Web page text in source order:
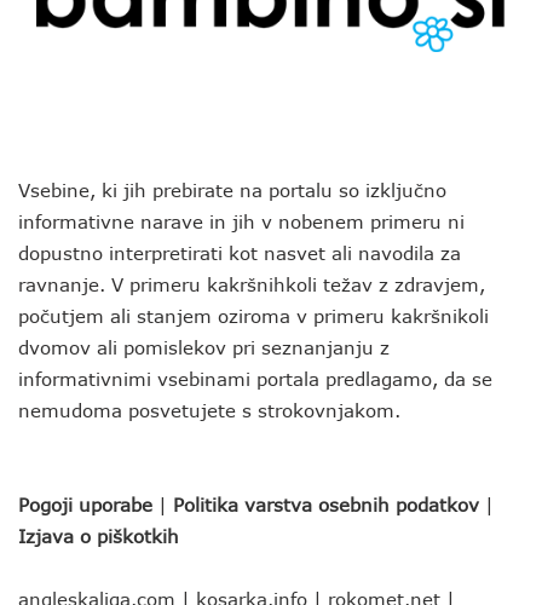
Vsebine, ki jih prebirate na portalu so izključno
informativne narave in jih v nobenem primeru ni
dopustno interpretirati kot nasvet ali navodila za
ravnanje. V primeru kakršnihkoli težav z zdravjem,
počutjem ali stanjem oziroma v primeru kakršnikoli
dvomov ali pomislekov pri seznanjanju z
informativnimi vsebinami portala predlagamo, da se
nemudoma posvetujete s strokovnjakom.
Pogoji uporabe | Politika varstva osebnih podatkov |
Izjava o piškotkih
angleskaliga.com | kosarka.info | rokomet.net |